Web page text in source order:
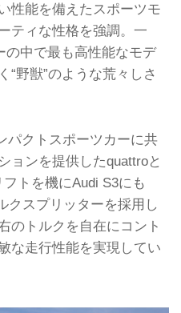
性能を備えたスポーツモ
ティな性格を強調。一
の中で最も高性能なモデ
“野獣”のような荒々しさ
パクトスポーツカーに共
ョンを提供したquattroと
トを機にAudi S3にも
クスプリッターを採用し
のトルクを自在にコント
な走行性能を実現してい